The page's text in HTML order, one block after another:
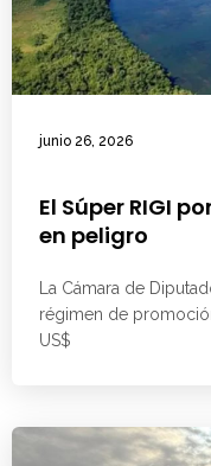
junio 26, 2026
El Súper RIGI
en peligro
La Cámara de
régimen de
US$